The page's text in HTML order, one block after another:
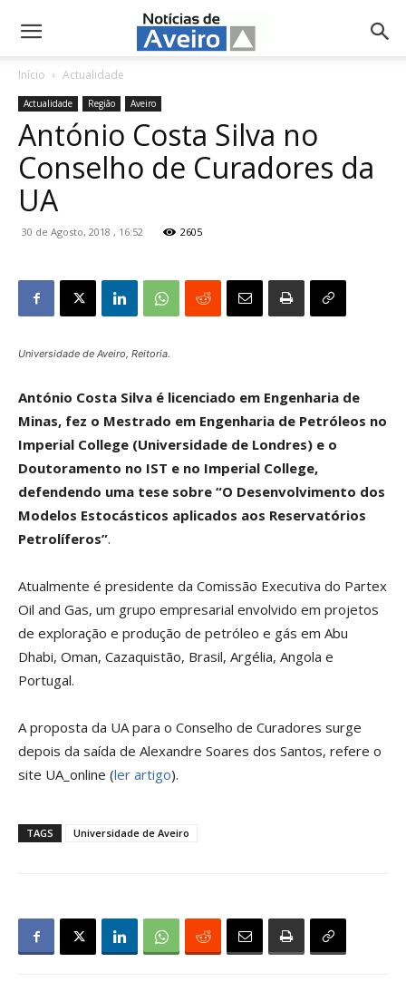
NotíciasdeAveiro.pt
Início Actualidade
Actualidade Região Aveiro
António Costa Silva no
Conselho de Curadores da
UA
30 de Agosto, 2018 , 16:52 2605
Universidade de Aveiro, Reitoria.
António Costa Silva é licenciado em Engenharia de
Minas, fez o Mestrado em Engenharia de Petróleos no
Imperial College (Universidade de Londres) e o
Doutoramento no IST e no Imperial College,
defendendo uma tese sobre “O Desenvolvimento dos
Modelos Estocásticos aplicados aos Reservatórios
Petrolíferos”.
Atualmente é presidente da Comissão Executiva do Partex
Oil and Gas, um grupo empresarial envolvido em projetos
de exploração e produção de petróleo e gás em Abu
Dhabi, Oman, Cazaquistão, Brasil, Argélia, Angola e
Portugal.
A proposta da UA para o Conselho de Curadores surge
depois da saída de Alexandre Soares dos Santos, refere o
site UA_online (ler artigo).
TAGS Universidade de Aveiro